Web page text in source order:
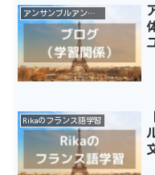
アンサンブルアンフランセ
Rikaのフランス語学習